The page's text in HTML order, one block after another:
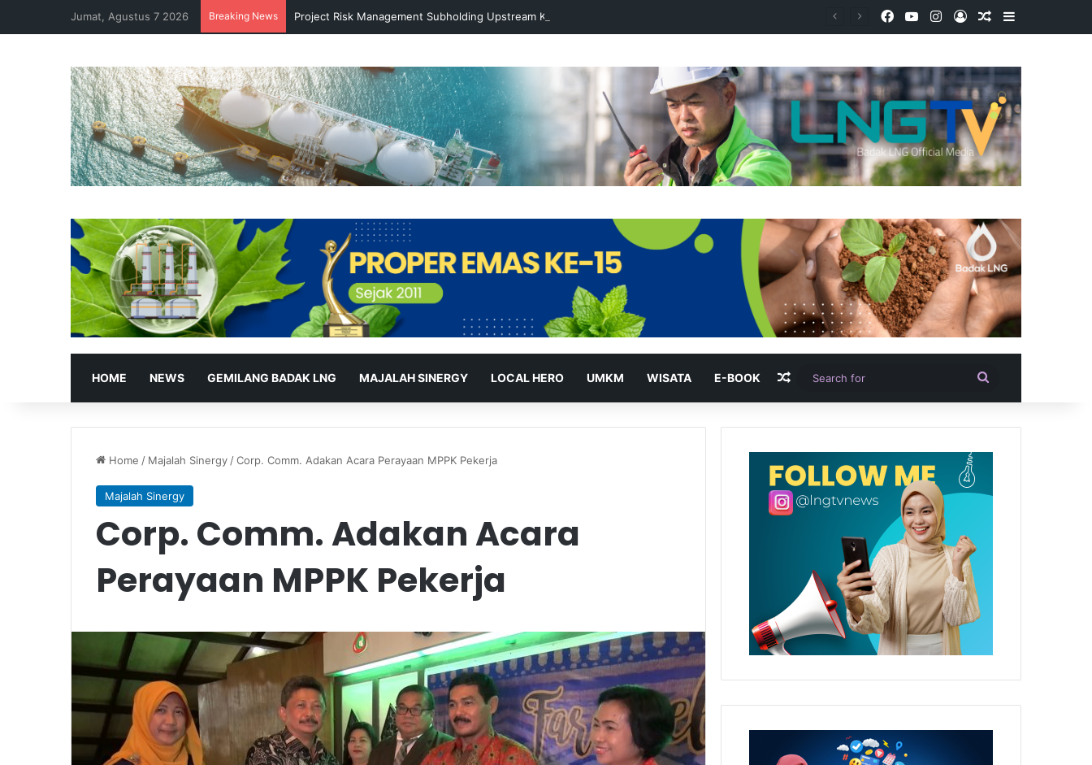
Jumat, Agustus 7 2026 Breaking News Project Risk Management Subholding Upstream Kunjungi Badak LNG Facebook
YouTubeInstagram
Log InRandom Article
Sidebar
HOME NEWS GEMILANG BADAK LNG MAJALAH SINERGY LOCAL HERO UMKM WISATA E-BOOK Random Article
for
Home / Majalah Sinergy/Corp. Comm. Adakan Acara Perayaan MPPK Pekerja
Majalah Sinergy
Corp. Comm. Adakan Acara
Perayaan MPPK Pekerja